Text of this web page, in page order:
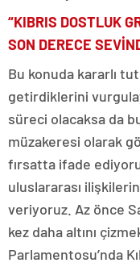
“KIBRIS DOSTLUK
SON DERECE
Bu konuda kararlı
getirdiklerini
süreci olacaksa da
müzakeresi olarak
fırsatta ifade
uluslararası
veriyoruz. Az önce
kez daha altını
Parlamentosu’nda